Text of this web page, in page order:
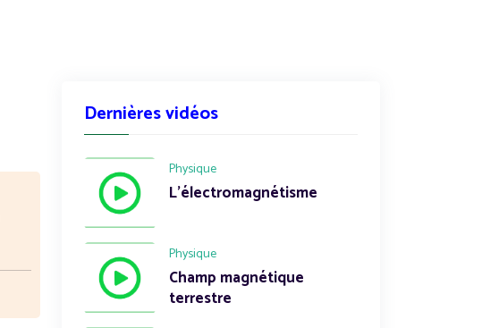
Dernières vidéos
Physique
L'électromagnétisme
Physique
Champ magnétique
terrestre